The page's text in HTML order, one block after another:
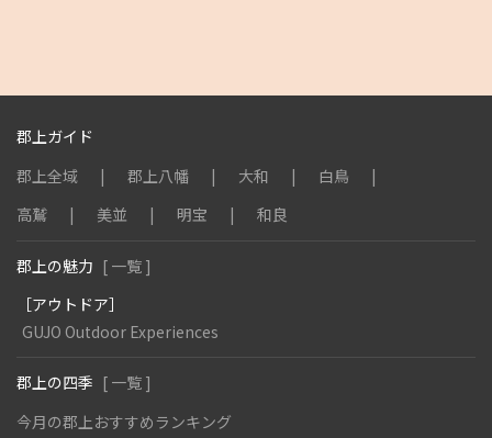
郡上ガイド
郡上全域
郡上八幡 大和
白鳥
高鷲
美並 明宝 和良
郡上の魅力 [ 一覧 ]
［アウトドア］
GUJO Outdoor Experiences
郡上の四季 [ 一覧 ]
今月の郡上おすすめランキング